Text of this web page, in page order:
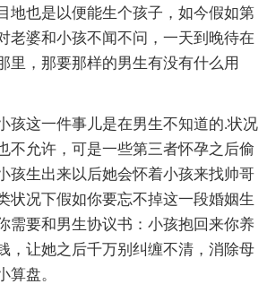
地也是以便能生个孩子，如今假如第
老婆和小孩不闻不问，一天到晚待在
里，那要那样的男生有没有什么用
孩这一件事儿是在男生不知道的.状况
不允许，可是一些第三者怀孕之后偷
孩生出来以后她会怀着小孩来找帅哥
状况下假如你要忘不掉这一段婚姻生
需要和男生协议书：小孩抱回来你养
，让她之后千万别纠缠不清，消除母
算盘。